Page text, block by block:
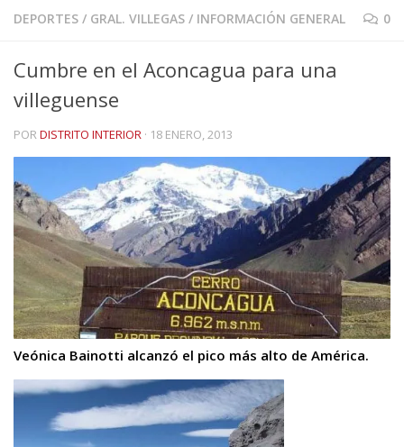
DEPORTES / GRAL. VILLEGAS / INFORMACIÓN GENERAL 0
Cumbre en el Aconcagua para una
villeguense
PORDISTRITO INTERIOR · 18 ENERO, 2013
Veónica Bainotti alcanzó el pico más alto de América.